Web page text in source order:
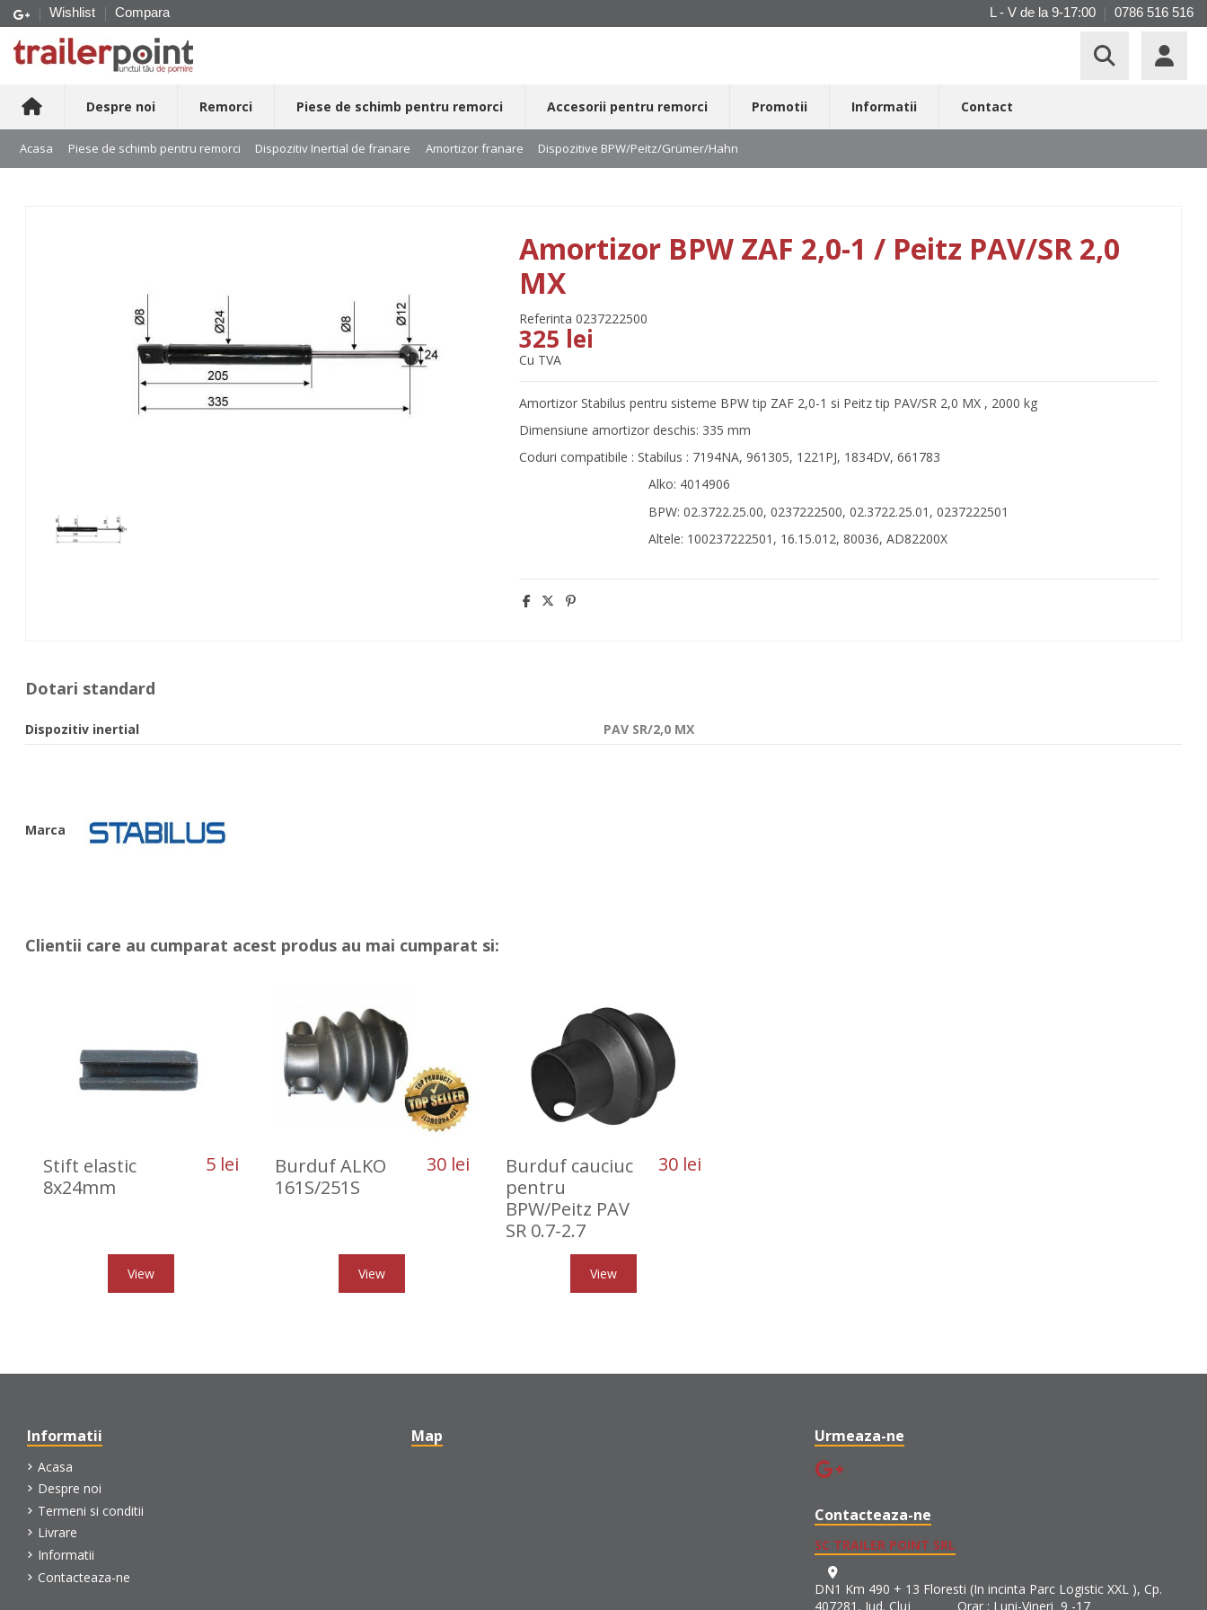
Wishlist Compara L - V de la 9-17:00 0786 516 516
Despre noi Remorci Piese de schimb pentru remorci Accesorii pentru remorci Promotii Informatii Contact
Acasa Piese de schimb pentru remorci Dispozitiv Inertial de franare Amortizor franare Dispozitive BPW/Peitz/Grümer/Hahn
Amortizor BPW ZAF 2,0-1 / Peitz PAV/SR 2,0
MX
Referinta 0237222500
325 lei
Cu TVA
Amortizor Stabilus pentru sisteme BPW tip ZAF 2,0-1 si Peitz tip PAV/SR 2,0 MX , 2000 kg
Dimensiune amortizor deschis: 335 mm
Coduri compatibile : Stabilus : 7194NA, 961305, 1221PJ, 1834DV, 661783
Alko: 4014906
BPW: 02.3722.25.00, 0237222500, 02.3722.25.01, 0237222501
Altele: 100237222501, 16.15.012, 80036, AD82200X
Dotari standard
Dispozitiv inertial PAV SR/2,0 MX
Marca
Clientii care au cumparat acest produs au mai cumparat si:
Stift elastic
8x24mm
5 lei
View
Burduf ALKO
161S/251S
30 lei
View
Burduf cauciuc
pentru
BPW/Peitz PAV
SR 0.7-2.7
30 lei
View
Informatii
Acasa
Despre noi
Termeni si conditii
Livrare
Informatii
Contacteaza-ne
Map Urmeaza-ne
Contacteaza-ne
SC TRAILER POINT SRL
DN1 Km 490 + 13 Floresti (In incinta Parc Logistic XXL ), Cp.
407281, Jud. Cluj Orar : Luni-Vineri 9 -17